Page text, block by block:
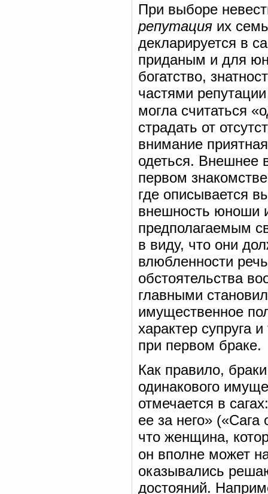
При выборе
репутация их
декларируется в
приданым и для
богатство,
частями
могла считаться
страдать от
внимание
одеться. Внешнее
первом
где описывается
внешность юноши
предполагаемым
в виду, что они
влюбленности
обстоятельства
главными
имущественное
характер супруга
при первом браке.
Как правило,
одинакового
отмечается в
ее за него»
что женщина,
он вполне может
оказывались
достояний.